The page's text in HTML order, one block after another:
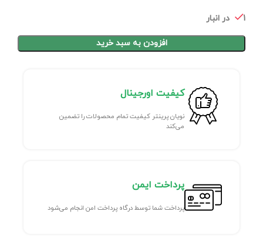
1 در انبار
افزودن به سبد خرید
کیفیت اورجینال
نویان پرینتر کیفیت تمام محصولات را تضمین
می‌کند
پرداخت ایمن
پرداخت شما توسط درگاه پرداخت امن انجام می‌شود